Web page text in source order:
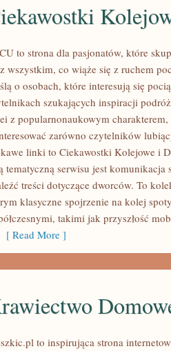
to strona dla pasjonatów, które
wszystkim, co wiąże się z ruchem
o osobach, które interesują się
szukających inspiracji
z popularnonaukowym
zarówno czytelników
linki to Ciekawostki Kolejowe i
tematyczną serwisu jest komunikacja
treści dotyczące dworców. To
klasyczne spojrzenie na kolej
takimi jak przyszłość
[ Read More ]
to inspirująca strona